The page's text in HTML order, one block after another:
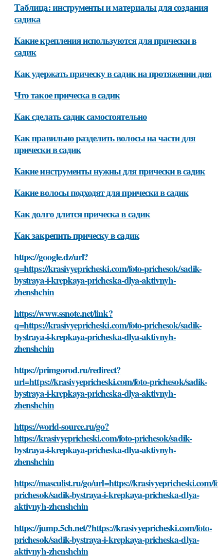
Таблица: инструменты и материалы для создания
садика
Какие крепления используются для прически в
садик
Как удержать прическу в садик на протяжении дня
Что такое прическа в садик
Как сделать садик самостоятельно
Как правильно разделить волосы на части для
прически в садик
Какие инструменты нужны для прически в садик
Какие волосы подходят для прически в садик
Как долго длится прическа в садик
Как закрепить прическу в садик
https://google.dz/url?
q=https://krasivyepricheski.com/foto-prichesok/sadik-
bystraya-i-krepkaya-pricheska-dlya-aktivnyh-
zhenshchin
https://www.ssnote.net/link?
q=https://krasivyepricheski.com/foto-prichesok/sadik-
bystraya-i-krepkaya-pricheska-dlya-aktivnyh-
zhenshchin
https://primgorod.ru/redirect?
url=https://krasivyepricheski.com/foto-prichesok/sadik-
bystraya-i-krepkaya-pricheska-dlya-aktivnyh-
zhenshchin
https://world-source.ru/go?
https://krasivyepricheski.com/foto-prichesok/sadik-
bystraya-i-krepkaya-pricheska-dlya-aktivnyh-
zhenshchin
https://masculist.ru/go/url=https://krasivyepricheski.com/
prichesok/sadik-bystraya-i-krepkaya-pricheska-dlya-
aktivnyh-zhenshchin
https://jump.5ch.net/?https://krasivyepricheski.com/foto-
prichesok/sadik-bystraya-i-krepkaya-pricheska-dlya-
aktivnyh-zhenshchin